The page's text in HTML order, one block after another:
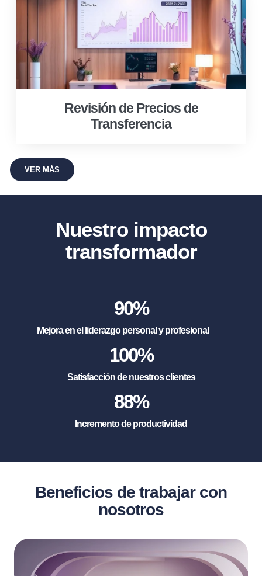
Revisión de Precios de
Transferencia
VER MÁS
Nuestro impacto
transformador
90%
Mejora en el liderazgo personal y profesional
100%
Satisfacción de nuestros clientes
88%
Incremento de productividad
Beneficios de trabajar con
nosotros